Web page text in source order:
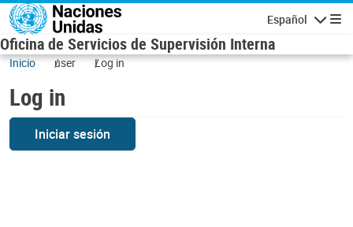
Skip to main content
Español
Oficina de Servicios de Supervisión Interna
Inicio user Log in
Log in
Iniciar sesión